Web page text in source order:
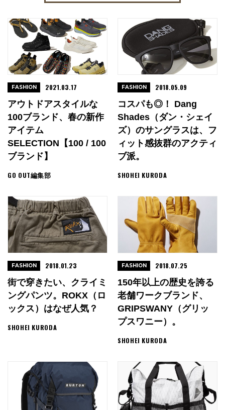
アウトドアスタイルな
100ブランド、春の新作
アイテム
SELECTION【100 / 100
ブランド】
GO OUT編集部
FASHION 2021.03.17
コスパも◎！ Dang
Shades（ダン・シェイ
ズ）のサングラスは、フ
ィット感抜群のアクティ
ブ派。
SHOHEI KURODA
FASHION 2018.05.09
街で穿きたい、クライミ
ングパンツ。ROKX（ロ
ックス）はなぜ人気？
SHOHEI KURODA
FASHION 2018.01.23
150年以上の歴史を誇る
老舗ワークブランド、
GRIPSWANY（グリッ
プスワニー）。
SHOHEI KURODA
FASHION 2018.07.25